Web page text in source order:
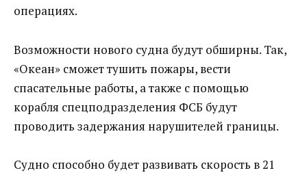
операциях.
Возможности нового судна будут обширны. Так,
«Океан» сможет тушить пожары, вести
спасательные работы, а также с помощью
корабля спецподразделения ФСБ будут
проводить задержания нарушителей границы.
Судно способно будет развивать скорость в 21